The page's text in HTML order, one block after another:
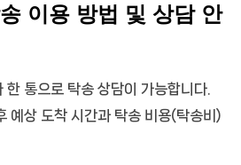
이용 방법 및 상담 안
한 통으로 탁송 상담이 가능합니다.
예상 도착 시간과 탁송 비용(탁송비)